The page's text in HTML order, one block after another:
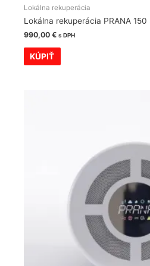
Lokálna rekuperácia
Lokálna rekuperácia PRANA
990,00 € s DPH
KÚPIŤ